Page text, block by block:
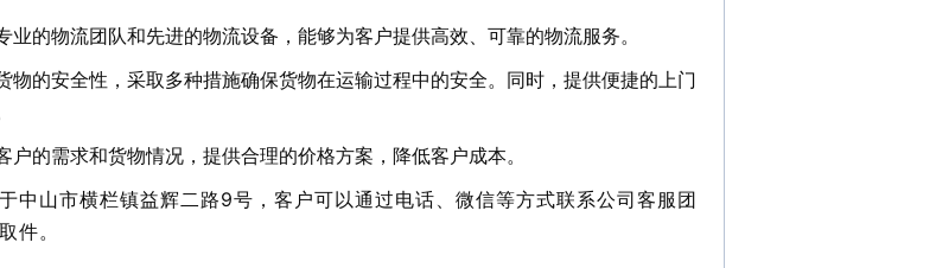
业的物流团队和先进的物流设备，能够为客户提供高效、可靠的物流服务。
物的安全性，采取多种措施确保货物在运输过程中的安全。同时，提供便捷的上门
户的需求和货物情况，提供合理的价格方案，降低客户成本。
于中山市横栏镇益辉二路9号，客户可以通过电话、微信等方式联系公司客服团
件。